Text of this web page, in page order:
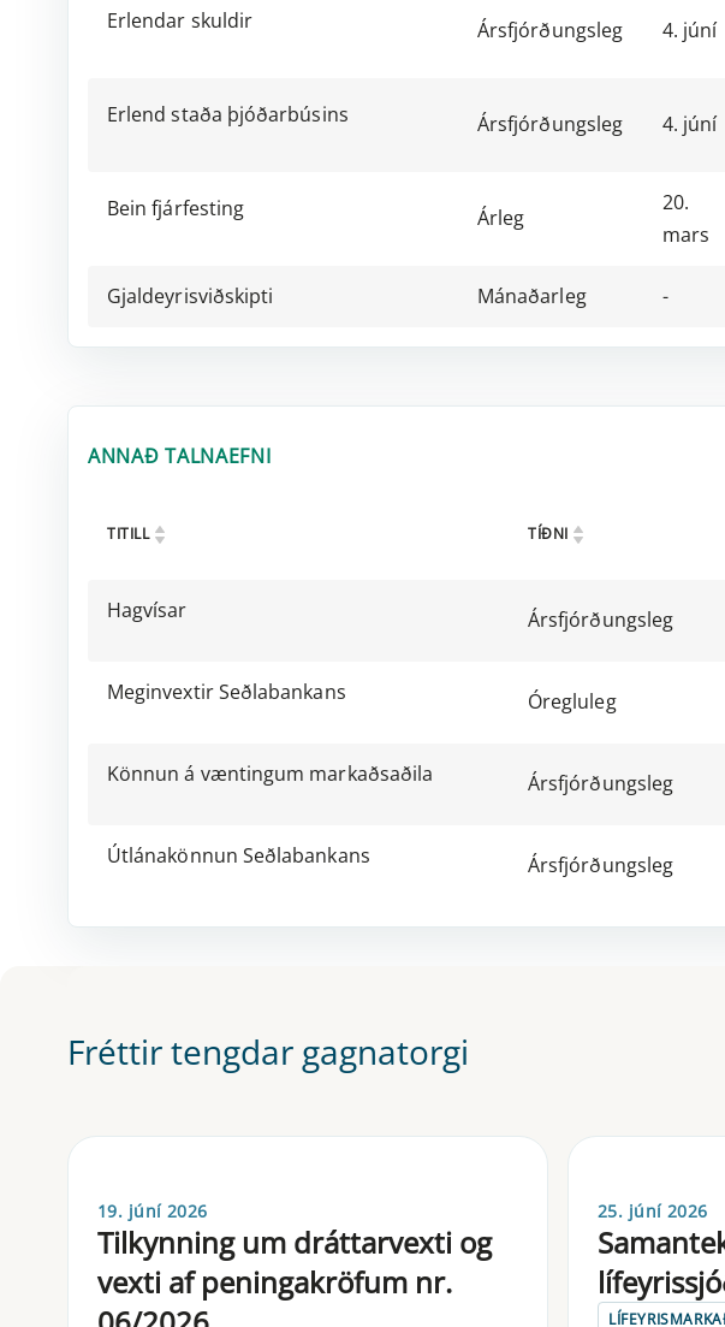
Erlendar skuldir Ársfjórðungsleg 4. júní
Erlend staða þjóðarbúsins Ársfjórðungsleg 4. júní
Bein fjárfesting Árleg
20.
mars
Gjaldeyrisviðskipti Mánaðarleg -
ANNAÐ TALNAEFNI
TITILL TÍÐNI
Hagvísar Ársfjórðungsleg
Meginvextir Seðlabankans Óregluleg
Könnun á væntingum markaðsaðila Ársfjórðungsleg
Útlánakönnun Seðlabankans Ársfjórðungsleg
Fréttir tengdar gagnatorgi
19. júní 2026
Tilkynning um dráttarvexti og
vexti af peningakröfum nr.
25. júní 2026